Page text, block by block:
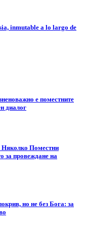
inmutable a lo largo de
е поместните
диалог
Няколко Поместни
за провеждане на
но не без Бога: за